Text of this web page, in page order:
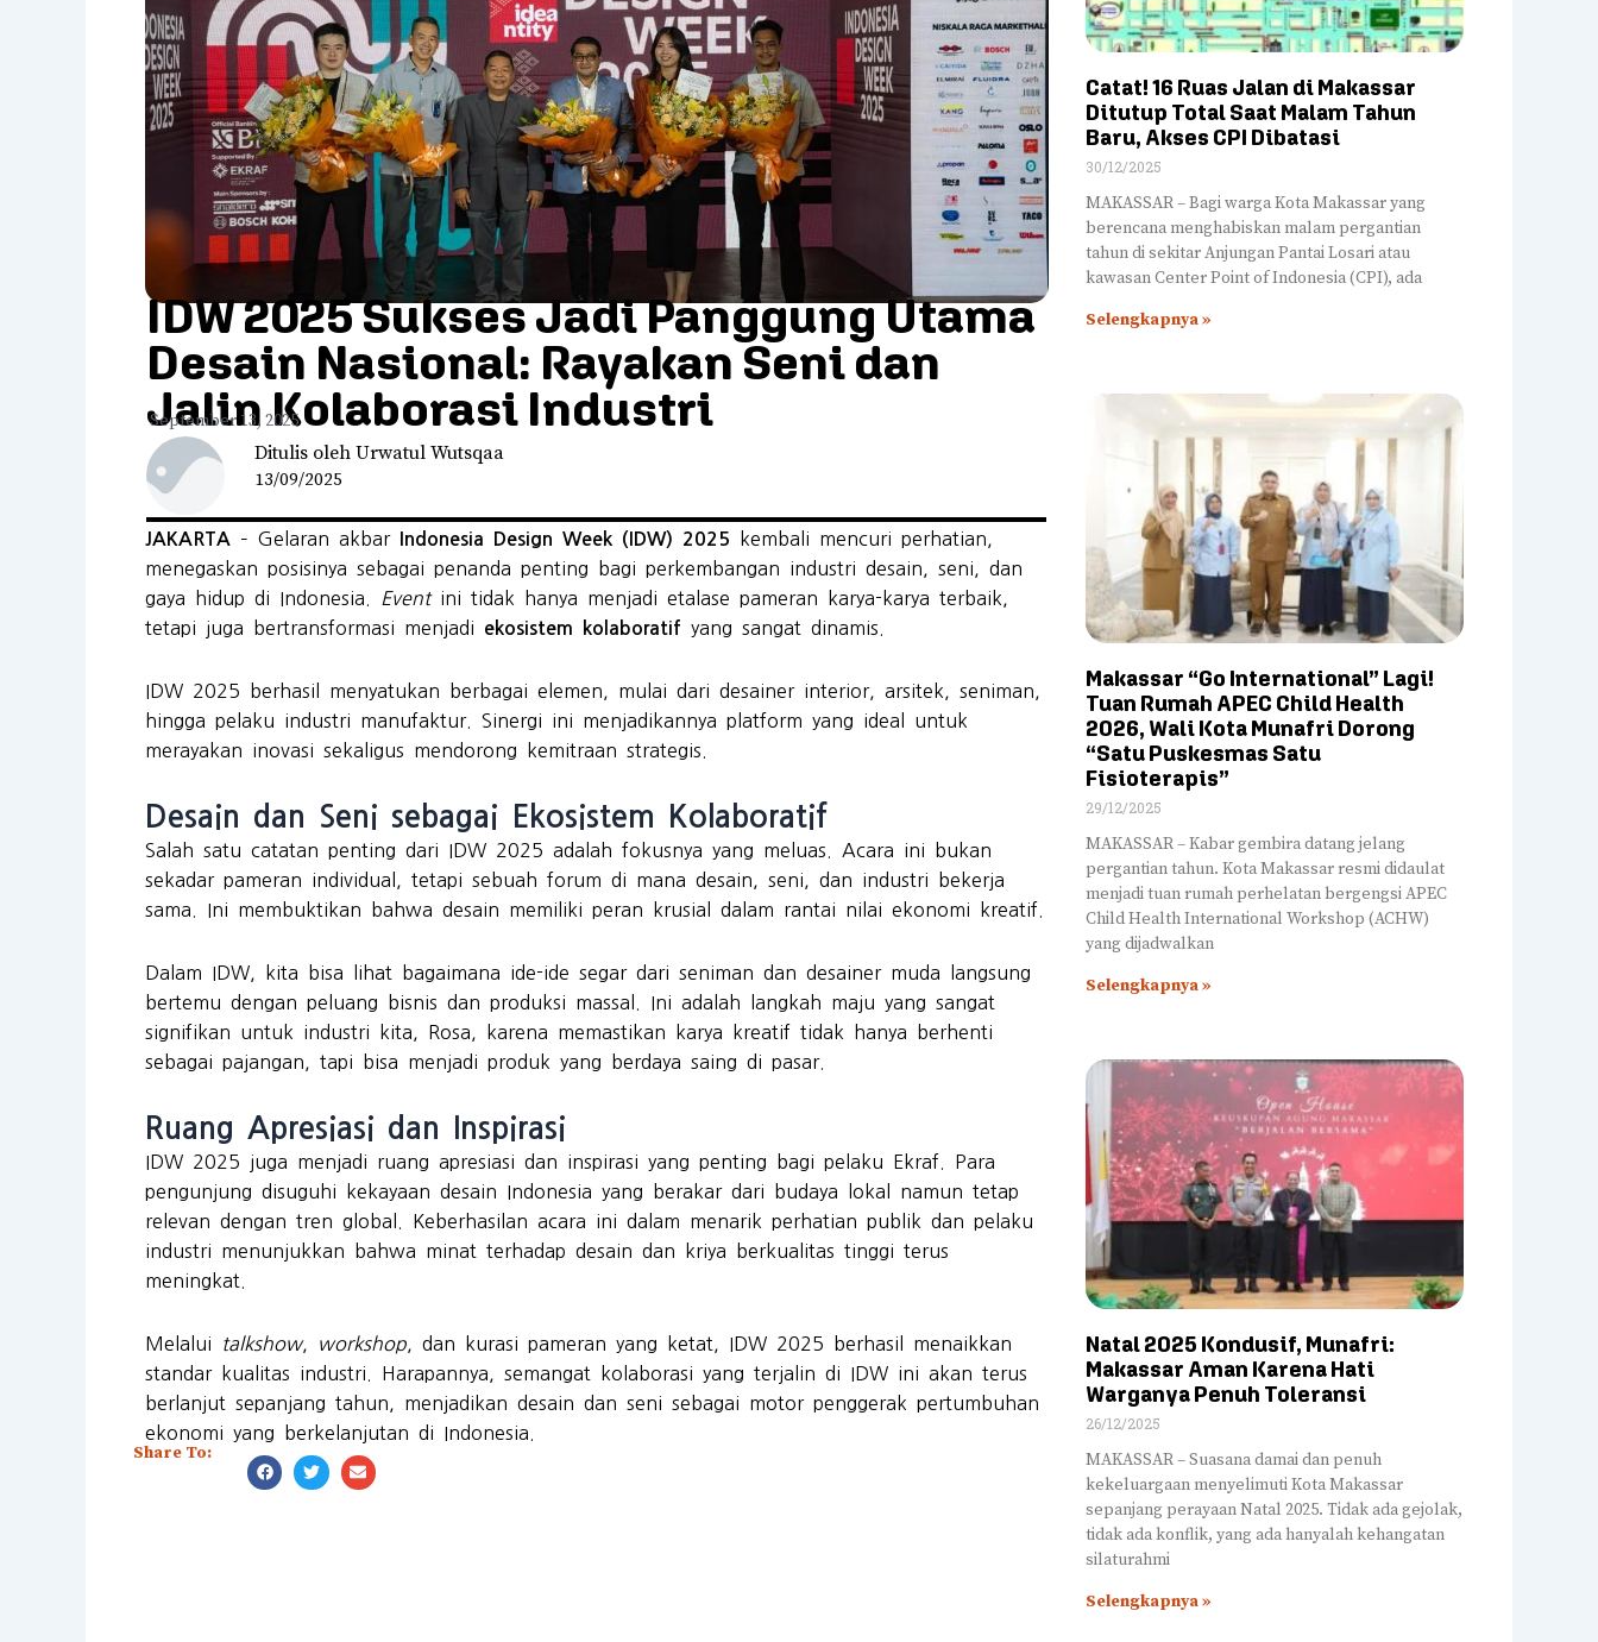
IDW 2025 Sukses Jadi Panggung Utama
Desain Nasional: Rayakan Seni dan
Jalin Kolaborasi Industri
September 13, 2025
Ditulis oleh Urwatul Wutsqaa
13/09/2025
JAKARTA – Gelaran akbar Indonesia Design Week (IDW) 2025 kembali mencuri perhatian,
menegaskan posisinya sebagai penanda penting bagi perkembangan industri desain, seni, dan
gaya hidup di Indonesia.
Eventini tidak hanya menjadi etalase pameran karya-karya terbaik,
tetapi juga bertransformasi menjadi ekosistem kolaboratif yang sangat dinamis.
IDW 2025 berhasil menyatukan berbagai elemen, mulai dari desainer interior, arsitek, seniman,
hingga pelaku industri manufaktur. Sinergi ini menjadikannya platform yang ideal untuk
merayakan inovasi sekaligus mendorong kemitraan strategis.
Desain dan Seni sebagai Ekosistem Kolaboratif
Salah satu catatan penting dari IDW 2025 adalah fokusnya yang meluas. Acara ini bukan
sekadar pameran individual, tetapi sebuah forum di mana desain, seni, dan industri bekerja
sama. Ini membuktikan bahwa desain memiliki peran krusial dalam rantai nilai ekonomi kreatif.
Dalam IDW, kita bisa lihat bagaimana ide-ide segar dari seniman dan desainer muda langsung
bertemu dengan peluang bisnis dan produksi massal. Ini adalah langkah maju yang sangat
signifikan untuk industri kita, Rosa, karena memastikan karya kreatif tidak hanya berhenti
sebagai pajangan, tapi bisa menjadi produk yang berdaya saing di pasar.
Ruang Apresiasi dan Inspirasi
IDW 2025 juga menjadi ruang apresiasi dan inspirasi yang penting bagi pelaku Ekraf. Para
pengunjung disuguhi kekayaan desain Indonesia yang berakar dari budaya lokal namun tetap
relevan dengan tren global. Keberhasilan acara ini dalam menarik perhatian publik dan pelaku
industri menunjukkan bahwa minat terhadap desain dan kriya berkualitas tinggi terus
meningkat.
Melalui talkshow, workshop , dan kurasi pameran yang ketat, IDW 2025 berhasil menaikkan
standar kualitas industri. Harapannya, semangat kolaborasi yang terjalin di IDW ini akan terus
berlanjut sepanjang tahun, menjadikan desain dan seni sebagai motor penggerak pertumbuhan
ekonomi yang berkelanjutan di Indonesia.
Share To:
Catat! 16 Ruas Jalan di Makassar
Ditutup Total Saat Malam Tahun
Baru, Akses CPI Dibatasi
30/12/2025
MAKASSAR – Bagi warga Kota Makassar yang
berencana menghabiskan malam pergantian
tahun di sekitar Anjungan Pantai Losari atau
kawasan Center Point of Indonesia (CPI), ada
Selengkapnya »
Makassar “Go International” Lagi!
Tuan Rumah APEC Child Health
2026, Wali Kota Munafri Dorong
“Satu Puskesmas Satu
Fisioterapis”
29/12/2025
MAKASSAR – Kabar gembira datang jelang
pergantian tahun. Kota Makassar resmi didaulat
menjadi tuan rumah perhelatan bergengsi APEC
Child Health International Workshop (ACHW)
yang dijadwalkan
Selengkapnya »
Natal 2025 Kondusif, Munafri:
Makassar Aman Karena Hati
Warganya Penuh Toleransi
26/12/2025
MAKASSAR – Suasana damai dan penuh
kekeluargaan menyelimuti Kota Makassar
sepanjang perayaan Natal 2025. Tidak ada gejolak,
tidak ada konflik, yang ada hanyalah kehangatan
silaturahmi
Selengkapnya »